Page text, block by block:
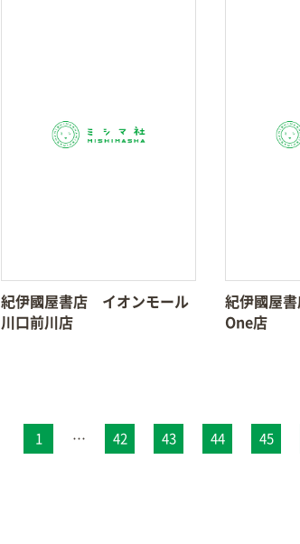
紀伊國屋書店 イオンモール
川口前川店
紀伊國屋
One店
1 … 42 43 44 45